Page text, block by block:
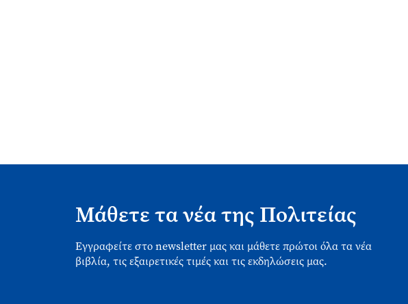
Μάθετε τα νέα της Πολιτείας
Εγγραφείτε στο newsletter μας και μάθετε πρώτοι όλα τα νέα
βιβλία, τις εξαιρετικές τιμές και τις εκδηλώσεις μας.